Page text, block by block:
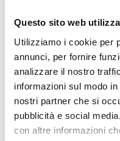
Questo sito web
Utilizziamo i cookie per
annunci, per fornire
analizzare il nostro
informazioni sul modo
nostri partner che si
pubblicità e social
con altre informazioni
bistecche ai
più magro,
grasso maggiore
conosciuto anche
Gallinella (o
La gallinella
è